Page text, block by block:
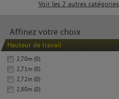
Voir les 2 autres catégories
Affinez votre choix
Hauteur de travail
2,70m (0)
2,71m (0)
2,72m (0)
2,80m (0)